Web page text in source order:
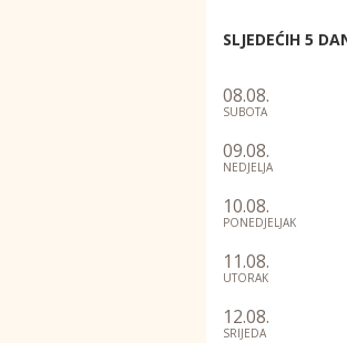
SLJEDEĆIH 5
08.08.
SUBOTA
09.08.
NEDJELJA
10.08.
PONEDJELJAK
11.08.
UTORAK
12.08.
SRIJEDA